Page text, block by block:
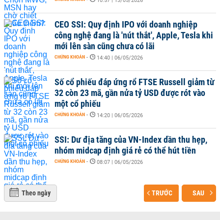
CEO SSI: Quy định IPO với doanh nghiệp
công nghệ đang là 'nút thắt', Apple, Tesla khi
mới lên sàn cũng chưa có lãi
CHỨNG KHOÁN - 14:40 | 06/05/2026
Số cổ phiếu đáp ứng rổ FTSE Russell giảm từ
32 còn 23 mã, gần nửa tỷ USD được rót vào
một cổ phiếu
CHỨNG KHOÁN - 14:20 | 06/05/2026
SSI: Dư địa tăng của VN-Index dần thu hẹp,
nhóm midcap định giá rẻ có thể hút tiền
CHỨNG KHOÁN - 08:07 | 06/05/2026
Theo ngày TRƯỚC SAU